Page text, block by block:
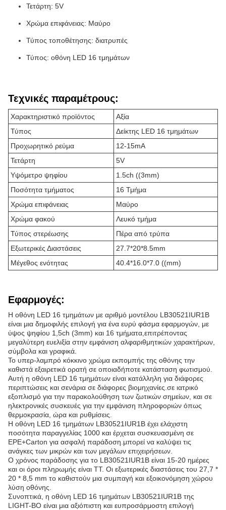
Τετάρτη: 5V
Χρώμα επιφάνειας: Μαύρο
Τύπος τοποθέτησης: διατρυπές
Τύπος: οθόνη LED 16 τμημάτων
Τεχνικές παραμέτρους:
Χαρακτηριστικό προϊόντος
Αξία
Τύπος
Δείκτης LED 16 τμημάτων
Προχωρητικό ρεύμα
12-15mA
Τετάρτη
5V
Υψόμετρο ψηφίου
1.5ch ((3mm)
Ποσότητα τμήματος
16 Τμήμα
Χρώμα επιφάνειας
Μαύρο
Χρώμα φακού
Λευκό τμήμα
Τύπος στερέωσης
Πέρα από τρύπα
Εξωτερικές Διαστάσεις
27.7*20*8.5mm
Μέγεθος ενότητας
40.4*16.0*7.0 ((mm)
Εφαρμογές:
Η οθόνη LED 16 τμημάτων με αριθμό μοντέλου LB30521IUR1B
είναι μια δημοφιλής επιλογή για ένα ευρύ φάσμα εφαρμογών, με
ύψος ψηφίου 1,5ch (3mm) και 16 τμήματα,επιτρέποντας
μεγαλύτερη ευελιξία στην εμφάνιση αλφαριθμητικών χαρακτήρων,
σύμβολα και γραφικά.
Το υπερ-λαμπρό κόκκινο χρώμα εκπομπής της οθόνης την
καθιστά εξαιρετικά ορατή σε οποιαδήποτε κατάσταση φωτισμού.
Αυτή η οθόνη LED 16 τμημάτων είναι κατάλληλη για διάφορες
περιπτώσεις και σενάρια σε διάφορες βιομηχανίες.σε ιατρικό
εξοπλισμό για την παρακολούθηση των ζωτικών σημείων, και σε
ηλεκτρονικές συσκευές για την εμφάνιση πληροφοριών όπως
θερμοκρασία, ώρα και ρυθμίσεις.
Η οθόνη LED 16 τμημάτων LB30521IUR1B έχει ελάχιστη
ποσότητα παραγγελίας 1000 και έρχεται συσκευασμένη σε
EPE+Carton για ασφαλή παράδοση.μπορεί να καλύψει τις
ανάγκες των μικρών και των μεγάλων επιχειρήσεων.
Ο χρόνος παράδοσης για το LB30521IUR1B είναι 15-20 ημέρες
και οι όροι πληρωμής είναι TT. Οι εξωτερικές διαστάσεις του 27,7 *
20 * 8,5 mm το καθιστούν μια συμπαγή και εξοικονόμηση χώρου
λύση οθόνης.
Συνοπτικά, η οθόνη LED 16 τμημάτων LB30521IUR1B της
LIGHT-BO είναι μια αξιόπιστη και ευπροσάρμοστη επιλογή